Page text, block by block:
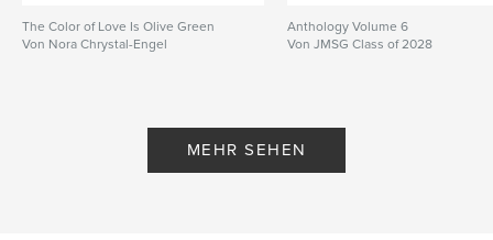
The Color of Love Is Olive Green
Von Nora Chrystal-Engel
Anthology Volume 6
Von JMSG Class of 2028
MEHR SEHEN